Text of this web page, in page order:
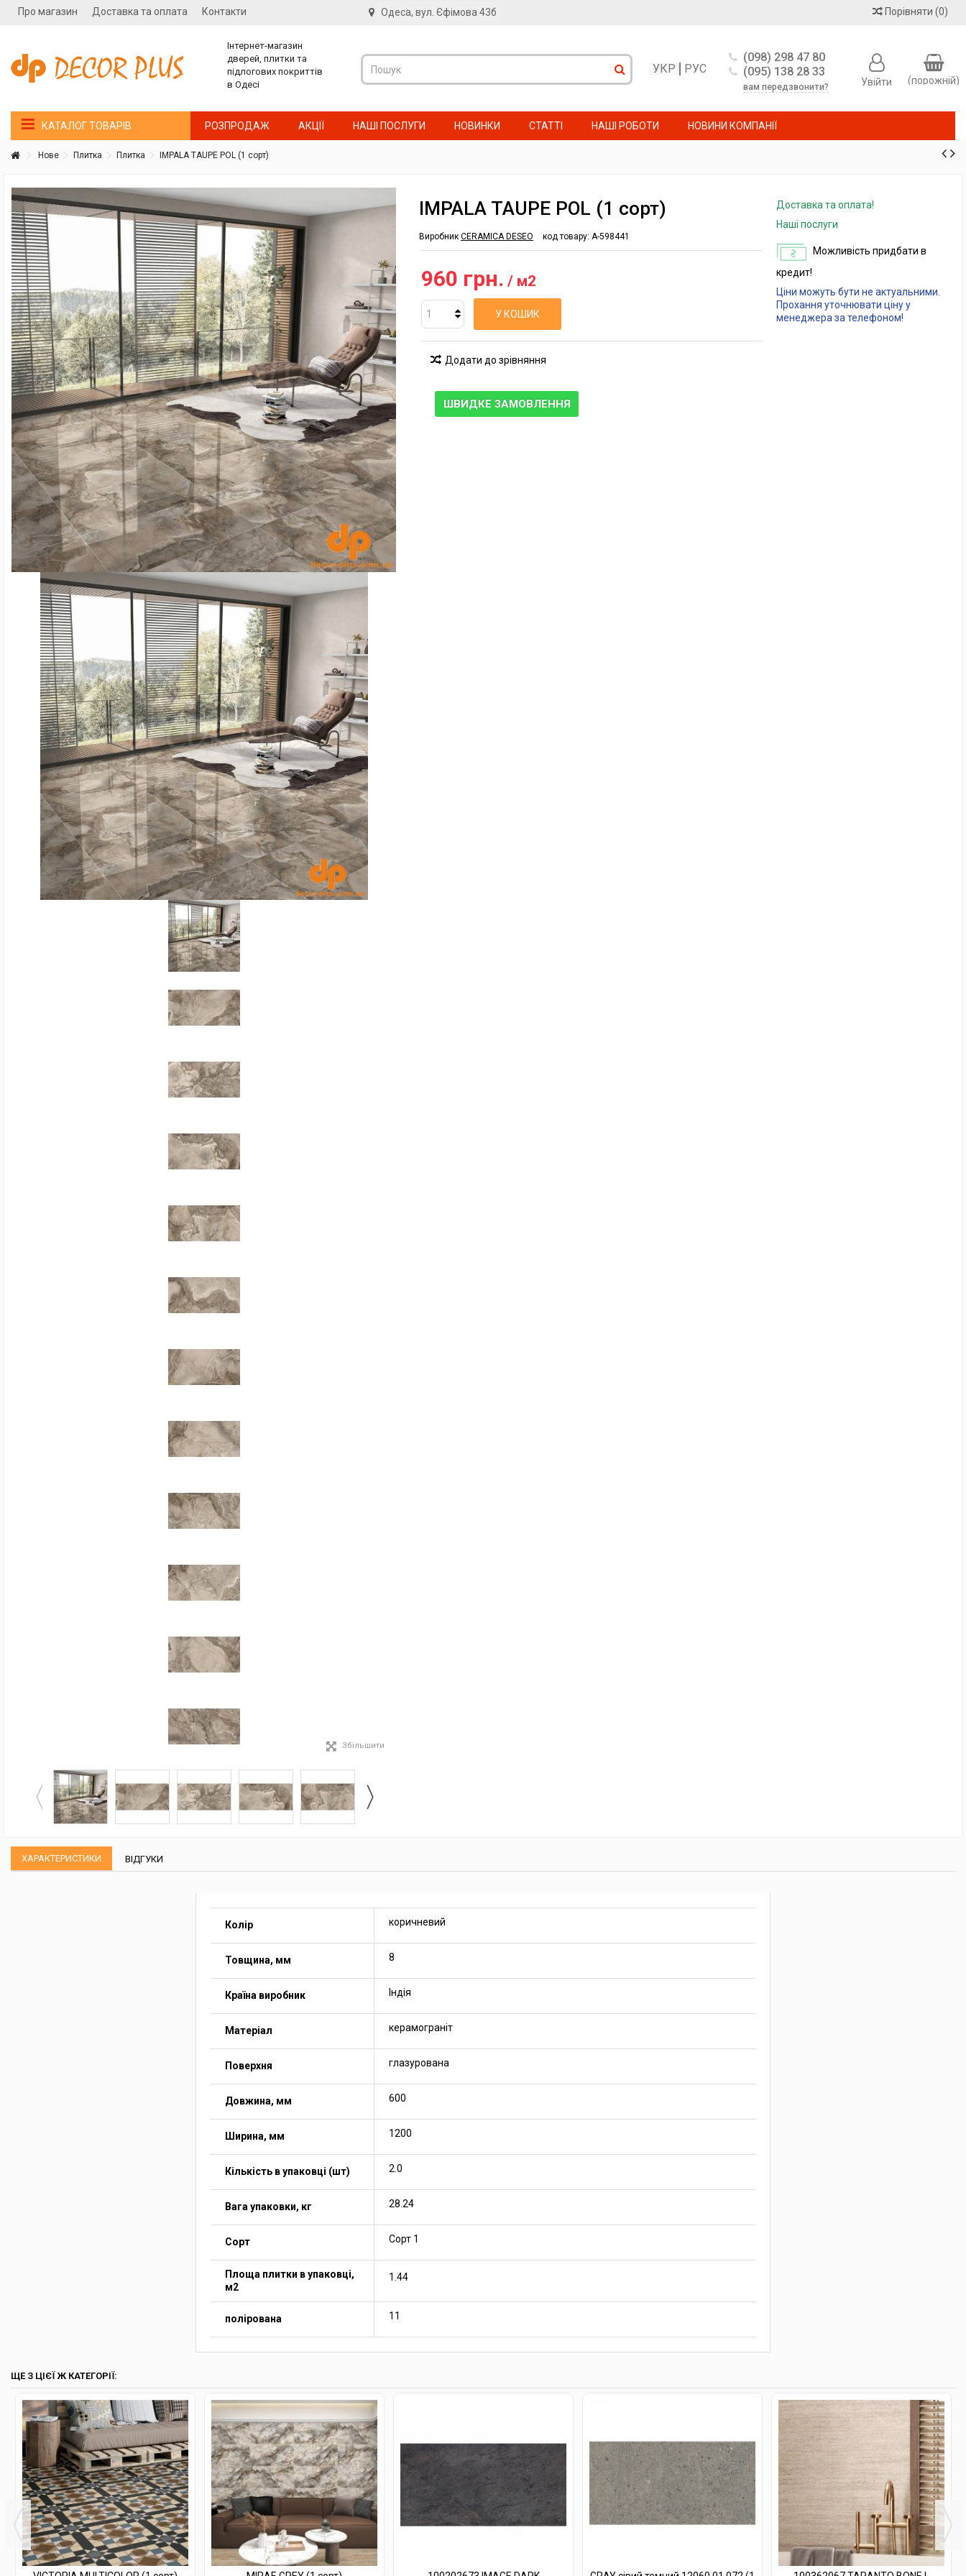
Про магазин Доставка та оплата Контакти Одеса, вул. Єфімова 43б Порівняти (0)
Інтернет-магазин
дверей, плитки та
підлогових покриттів
в Одесі
(порожній)
РУС
УКР
(098) 298 47 80
(095) 138 28 33
вам передзвонити? Увійти
КАТАЛОГ ТОВАРІВ РОЗПРОДАЖ АКЦІЇ НАШІ ПОСЛУГИ НОВИНКИ СТАТТІ НАШІ РОБОТИ НОВИНИ КОМПАНІЇ
Нове Плитка Плитка IMPALA TAUPE POL (1 сорт)
Збільшити
IMPALA TAUPE POL (1 сорт)
Виробник CERAMICA DESEO код товару: A-598441
960 грн. / м2
У КОШИК
Додати до зрівняння
ШВИДКЕ ЗАМОВЛЕННЯ
Доставка та оплата!
Наші послуги
Можливість придбати в
кредит!
Ціни можуть бути не актуальними.
Прохання уточнювати ціну у
менеджера за телефоном!
ХАРАКТЕРИСТИКИ ВІДГУКИ
Колір коричневий
Товщина, мм 8
Країна виробник Індія
Матеріал керамограніт
Поверхня глазурована
Довжина, мм 600
Ширина, мм 1200
Кількість в упаковці (шт) 2.0
Вага упаковки, кг 28.24
Сорт Сорт 1
Площа плитки в упаковці,
м2
1.44
полірована 11
ЩЕ З ЦІЄЇ Ж КАТЕГОРІЇ: